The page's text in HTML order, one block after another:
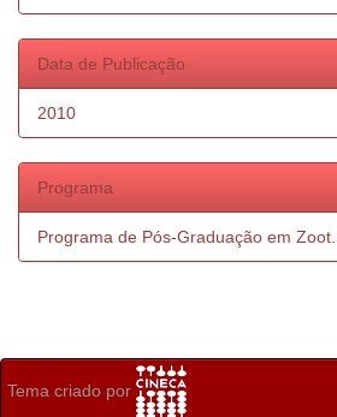
Data de Publicação
2010
Programa
Programa de Pós-Graduação em Zoot...
Tema criado por